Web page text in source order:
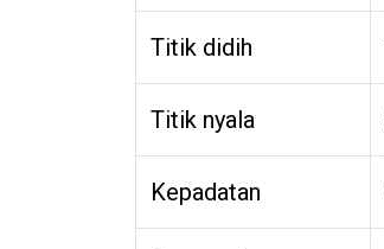
Titik didih
Titik nyala
Kepadatan